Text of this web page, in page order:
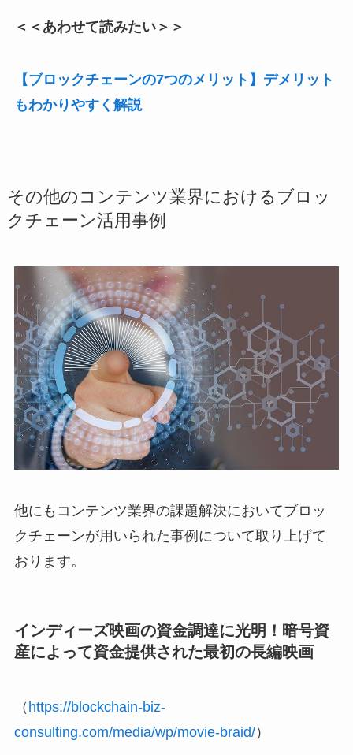
＜＜あわせて読みたい＞＞
【ブロックチェーンの7つのメリット】デメリット
もわかりやすく解説
その他のコンテンツ業界におけるブロッ
クチェーン活用事例
他にもコンテンツ業界の課題解決においてブロッ
クチェーンが用いられた事例について取り上げて
おります。
インディーズ映画の資金調達に光明！暗号資
産によって資金提供された最初の長編映画
（ https://blockchain-biz-
consulting.com/media/wp/movie-braid/）